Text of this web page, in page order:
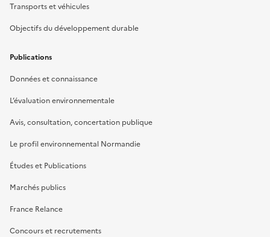
Transports et véhicules
Objectifs du développement durable
Publications
Données et connaissance
L’évaluation environnementale
Avis, consultation, concertation publique
Le profil environnemental Normandie
Études et Publications
Marchés publics
France Relance
Concours et recrutements